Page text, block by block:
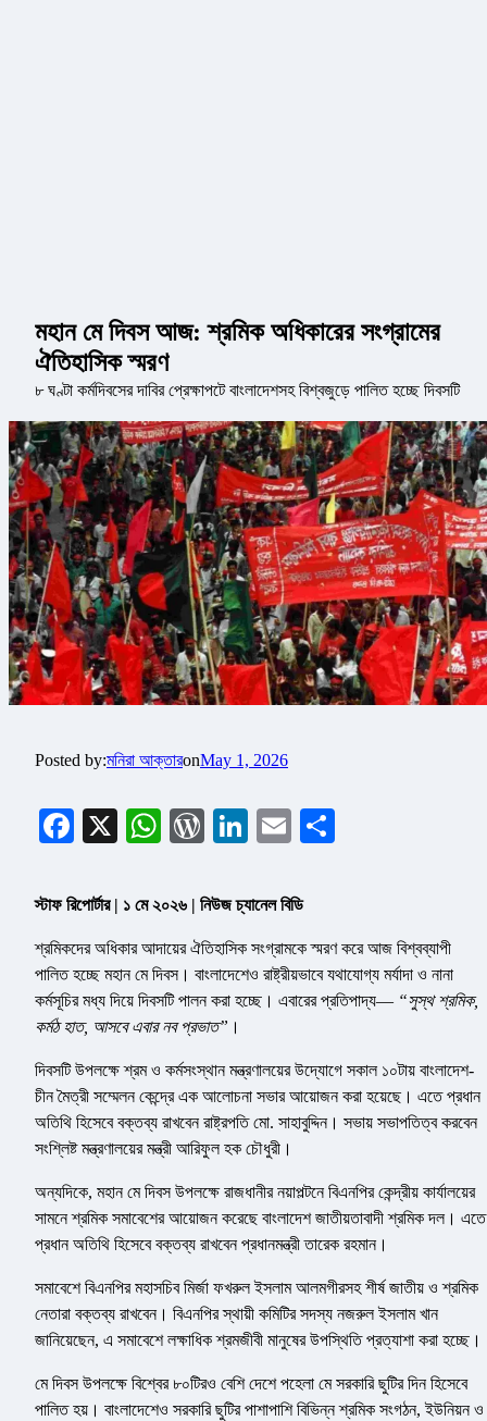
মহান মে দিবস আজ: শ্রমিক অধিকারের সংগ্রামের
ঐতিহাসিক স্মরণ
৮ ঘণ্টা কর্মদিবসের দাবির প্রেক্ষাপটে বাংলাদেশসহ বিশ্বজুড়ে পালিত হচ্ছে দিবসটি
Posted by:মনিরা আক্তারonMay 1, 2026
Facebook
X WhatsApp
WordPress
LinkedIn
Email
স্টাফ রিপোর্টার | ১ মে ২০২৬ | নিউজ চ্যানেল বিডি
শ্রমিকদের অধিকার আদায়ের ঐতিহাসিক সংগ্রামকে স্মরণ করে আজ বিশ্বব্যাপী
পালিত হচ্ছে মহান মে দিবস। বাংলাদেশেও রাষ্ট্রীয়ভাবে যথাযোগ্য মর্যাদা ও নানা
কর্মসূচির মধ্য দিয়ে দিবসটি পালন করা হচ্ছে। এবারের প্রতিপাদ্য— “সুস্থ শ্রমিক,
কর্মঠ হাত, আসবে এবার নব প্রভাত” ।
দিবসটি উপলক্ষে শ্রম ও কর্মসংস্থান মন্ত্রণালয়ের উদ্যোগে সকাল ১০টায় বাংলাদেশ-
চীন মৈত্রী সম্মেলন কেন্দ্রে এক আলোচনা সভার আয়োজন করা হয়েছে। এতে প্রধান
অতিথি হিসেবে বক্তব্য রাখবেন রাষ্ট্রপতি মো. সাহাবুদ্দিন। সভায় সভাপতিত্ব করবেন
সংশ্লিষ্ট মন্ত্রণালয়ের মন্ত্রী আরিফুল হক চৌধুরী।
অন্যদিকে, মহান মে দিবস উপলক্ষে রাজধানীর নয়াপল্টনে বিএনপির কেন্দ্রীয় কার্যালয়ের
সামনে শ্রমিক সমাবেশের আয়োজন করেছে বাংলাদেশ জাতীয়তাবাদী শ্রমিক দল। এতে
প্রধান অতিথি হিসেবে বক্তব্য রাখবেন প্রধানমন্ত্রী তারেক রহমান।
সমাবেশে বিএনপির মহাসচিব মির্জা ফখরুল ইসলাম আলমগীরসহ শীর্ষ জাতীয় ও শ্রমিক
নেতারা বক্তব্য রাখবেন। বিএনপির স্থায়ী কমিটির সদস্য নজরুল ইসলাম খান
জানিয়েছেন, এ সমাবেশে লক্ষাধিক শ্রমজীবী মানুষের উপস্থিতি প্রত্যাশা করা হচ্ছে।
মে দিবস উপলক্ষে বিশ্বের ৮০টিরও বেশি দেশে পহেলা মে সরকারি ছুটির দিন হিসেবে
পালিত হয়। বাংলাদেশেও সরকারি ছুটির পাশাপাশি বিভিন্ন শ্রমিক সংগঠন, ইউনিয়ন ও